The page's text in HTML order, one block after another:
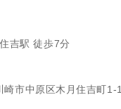
吉駅 徒歩7分
市中原区木月住吉町1-1